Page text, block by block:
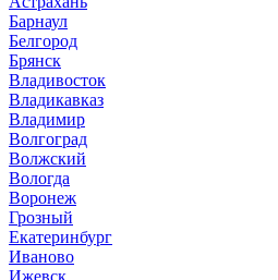
Барнаул
Белгород
Брянск
Владивосток
Владикавказ
Владимир
Волгоград
Волжский
Вологда
Воронеж
Грозный
Екатеринбург
Иваново
Ижевск